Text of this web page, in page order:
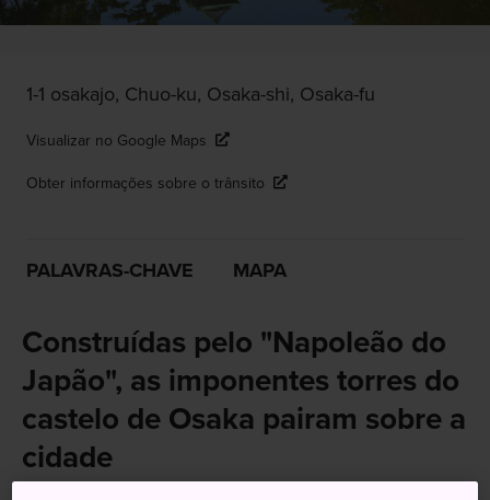
1-1 osakajo, Chuo-ku, Osaka-shi, Osaka-fu
Visualizar no Google Maps
Obter informações sobre o trânsito
PALAVRAS-CHAVE MAPA
Construídas pelo "Napoleão do
Japão", as imponentes torres do
castelo de Osaka pairam sobre a
cidade